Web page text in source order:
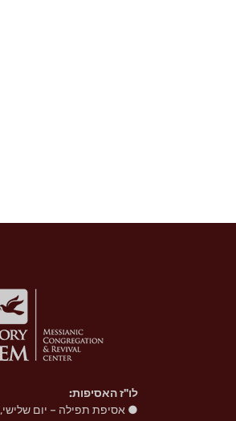
לו"ז האסיפות:
● אסיפת תפילה – יום שלישי, 18:30